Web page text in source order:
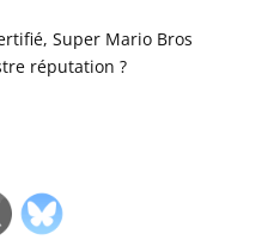
Super Mario Bros
réputation ?